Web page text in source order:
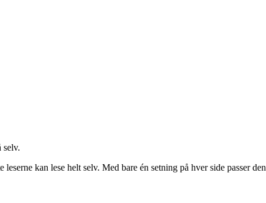
selv.
kan lese helt selv. Med bare én setning på hver side passer